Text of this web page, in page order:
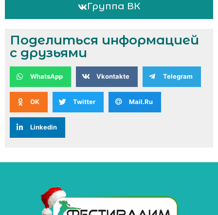
Группа ВК
Поделиться информацией
с друзьями
WhatsApp Vkontakte Telegram
OK Twitter Mail.Ru
Linkedin